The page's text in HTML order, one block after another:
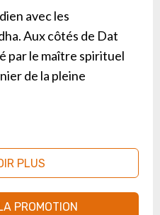
avec les
Aux côtés de Dat
par le maître spirituel
de la pleine
PLUS
PROMOTION